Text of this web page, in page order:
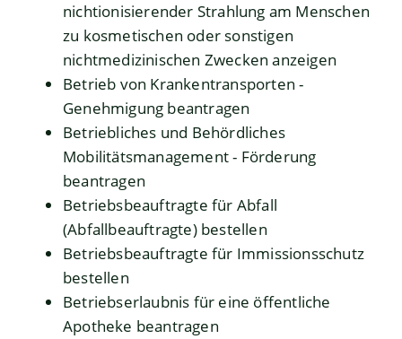
nichtionisierender Strahlung am Menschen
zu kosmetischen oder sonstigen
nichtmedizinischen Zwecken anzeigen
Betrieb von Krankentransporten -
Genehmigung beantragen
Betriebliches und Behördliches
Mobilitätsmanagement - Förderung
beantragen
Betriebsbeauftragte für Abfall
(Abfallbeauftragte) bestellen
Betriebsbeauftragte für Immissionsschutz
bestellen
Betriebserlaubnis für eine öffentliche
Apotheke beantragen